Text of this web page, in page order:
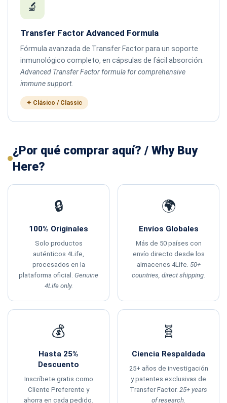
🔬
Transfer Factor Advanced Formula
Fórmula avanzada de Transfer Factor para un soporte
inmunológico completo, en cápsulas de fácil absorción.
Advanced Transfer Factor formula for comprehensive
immune support.
✦ Clásico / Classic
¿Por qué comprar aquí? / Why Buy
Here?
🔒
100% Originales
Solo productos
auténticos 4Life,
procesados en la
plataforma oficial. Genuine
4Life only.
🌍
Envíos Globales
Más de 50 países con
envío directo desde los
almacenes 4Life. 50+
countries, direct shipping.
💰
Hasta 25%
Descuento
Inscríbete gratis como
Cliente Preferente y
ahorra en cada pedido.
🧬
Ciencia Respaldada
25+ años de investigación
y patentes exclusivas de
Transfer Factor. 25+ years
of research.